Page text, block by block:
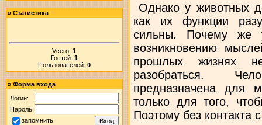
» Статистика
Vсего:1
Гостей: 1
Пользователей: 0
» Форма входа
Логин:
Пароль:
запомнить
Однако у животных
как их функции
сильны. Почему же
возникновению
прошлых жизнях
разобраться.
предназначена
только для того,
Поэтому без контакта